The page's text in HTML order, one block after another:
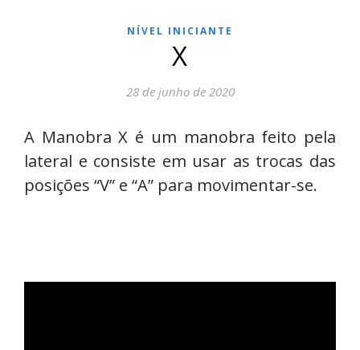
NÍVEL INICIANTE
X
28 de junho de 2020
A Manobra X⁣ é um manobra feito pela
lateral e consiste em usar as trocas das
posições “V” e “A” para movimentar-se.